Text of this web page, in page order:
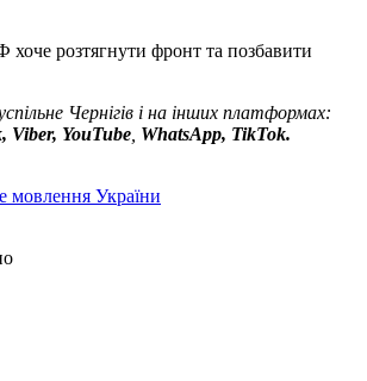
хоче розтягнути фронт та позбавити
Чернігів і на інших платформах:
Viber, YouTube WhatsApp, TikTok.
мовлення України